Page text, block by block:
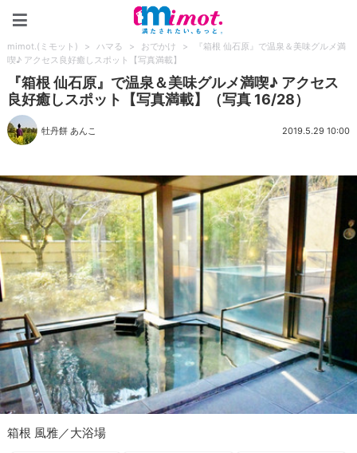
mimot.(ミモット) > ハマる > おでかけ >
『箱根 仙石原』で温泉＆美味グルメ満
喫♪ アクセス良好癒しスポット【写真満載】
『箱根 仙石原』で温泉＆美味グルメ満喫♪ アクセス
良好癒しスポット【写真満載】（写真 16/28）
牡丹餅 あんこ 2019.5.29 10:00
箱根 風雅／大浴場